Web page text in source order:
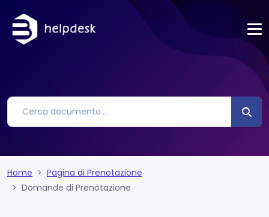
Home
Pagina di Prenotazione
Domande di Prenotazione